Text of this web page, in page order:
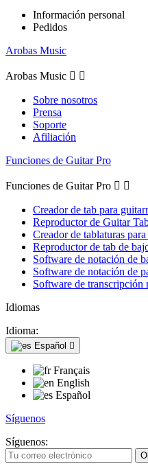
Información personal
Pedidos
Arobas Music
Arobas Music  
Sobre nosotros
Prensa
Soporte
Afiliación
Funciones de Guitar Pro
Funciones de Guitar Pro  
Creador de tab para
Reproductor de Guitar
Creador de tablaturas
Reproductor de tab de
Software de notación de
Software de notación de
Software de transcripción
Idiomas
Idioma:
Español 
Français
English
Español
Síguenos
Síguenos: